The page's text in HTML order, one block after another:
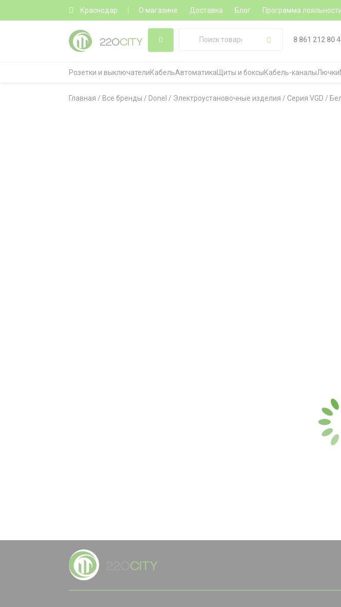
Краснодар О магазине Доставка Блог Программа
8 861 212 80
Розетки и выключателиКабельАвтоматика Щиты и боксыКабель-каналыЛючки
Главная / Все бренды / Donel / Электроустановочные изделия / Серия VGD /